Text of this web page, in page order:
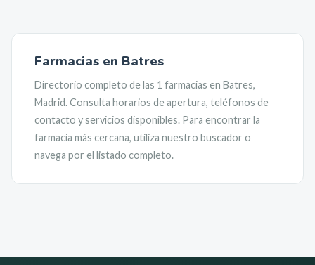
Farmacias en Batres
Directorio completo de las 1 farmacias en Batres,
Madrid. Consulta horarios de apertura, teléfonos de
contacto y servicios disponibles. Para encontrar la
farmacia más cercana, utiliza nuestro buscador o
navega por el listado completo.